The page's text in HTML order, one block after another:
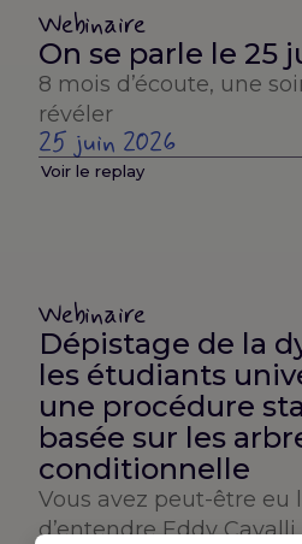
Webinaire
On se parle le 25
8 mois d’écoute, une
révéler
25 juin 2026
Voir le replay
Webinaire
Dépistage de la
les étudiants
une procédure
basée sur les
conditionnelle
Vous avez peut-être eu
d’entendre Eddy Cavalli